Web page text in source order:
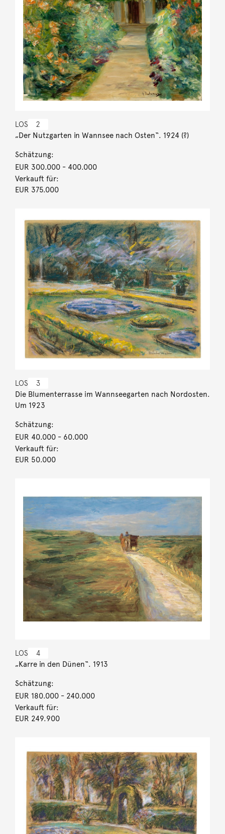
LOS 2
„Der Nutzgarten in Wannsee nach Osten“. 1924 (?)
Schätzung:
EUR 300.000- 400.000
Verkauft für:
EUR 375.000
LOS 3
Die Blumenterrasse im Wannseegarten nach Nordosten.
Um 1923
Schätzung:
EUR 40.000- 60.000
Verkauft für:
EUR 50.000
LOS 4
„Karre in den Dünen“. 1913
Schätzung:
EUR 180.000- 240.000
Verkauft für:
EUR 249.900